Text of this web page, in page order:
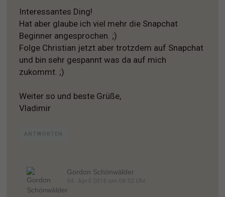
Interessantes Ding!
Hat aber glaube ich viel mehr die Snapchat
Beginner angesprochen. ;)
Folge Christian jetzt aber trotzdem auf Snapchat
und bin sehr gespannt was da auf mich
zukommt. ;)
Weiter so und beste Grüße,
Vladimir
ANTWORTEN
Gordon Schönwälder